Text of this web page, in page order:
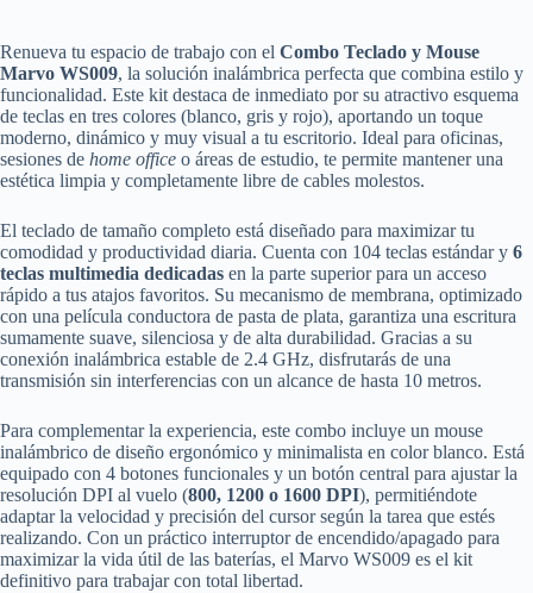
Renueva tu espacio de trabajo con el Combo Teclado y Mouse
Marvo WS009, la solución inalámbrica perfecta que combina estilo y
funcionalidad. Este kit destaca de inmediato por su atractivo esquema
de teclas en tres colores (blanco, gris y rojo), aportando un toque
moderno, dinámico y muy visual a tu escritorio. Ideal para oficinas,
sesiones de home office o áreas de estudio, te permite mantener una
estética limpia y completamente libre de cables molestos.
El teclado de tamaño completo está diseñado para maximizar tu
comodidad y productividad diaria. Cuenta con 104 teclas estándar y 6
teclas multimedia dedicadas en la parte superior para un acceso
rápido a tus atajos favoritos. Su mecanismo de membrana, optimizado
con una película conductora de pasta de plata, garantiza una escritura
sumamente suave, silenciosa y de alta durabilidad. Gracias a su
conexión inalámbrica estable de 2.4 GHz, disfrutarás de una
transmisión sin interferencias con un alcance de hasta 10 metros.
Para complementar la experiencia, este combo incluye un mouse
inalámbrico de diseño ergonómico y minimalista en color blanco. Está
equipado con 4 botones funcionales y un botón central para ajustar la
resolución DPI al vuelo (800, 1200 o 1600 DPI), permitiéndote
adaptar la velocidad y precisión del cursor según la tarea que estés
realizando. Con un práctico interruptor de encendido/apagado para
maximizar la vida útil de las baterías, el Marvo WS009 es el kit
definitivo para trabajar con total libertad.